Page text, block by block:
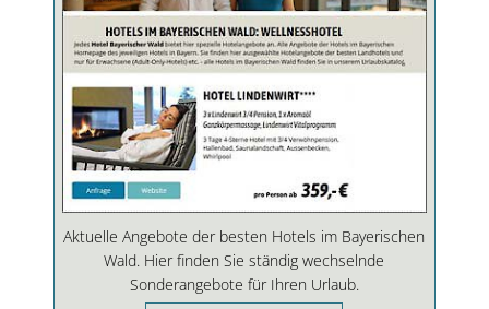
Aktuelle Angebote der besten Hotels im Bayerischen
Wald. Hier finden Sie ständig wechselnde
Sonderangebote für Ihren Urlaub.